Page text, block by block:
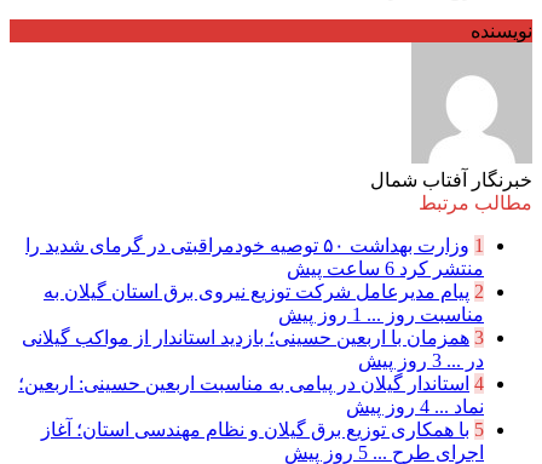
نویسنده
خبرنگار آفتاب شمال
مطالب مرتبط
1
وزارت بهداشت ۵۰ توصیه خودمراقبتی در گرمای شدید را
منتشر کرد 6 ساعت پیش
2 پیام مدیرعامل شركت توزیع نیروی برق استان گیلان به
مناسبت روز ... 1 روز پیش
3 همزمان با اربعین حسینی؛ بازدید استاندار از مواکب گیلانی
در ... 3 روز پیش
4 استاندار گیلان در پیامی به مناسبت اربعین حسینی: اربعین؛
نماد ... 4 روز پیش
5 با همکاری توزیع برق گیلان و نظام مهندسی استان؛ آغاز
اجرای طرح ... 5 روز پیش